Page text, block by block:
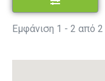
Εμφάνιση 1 - 2 από 2